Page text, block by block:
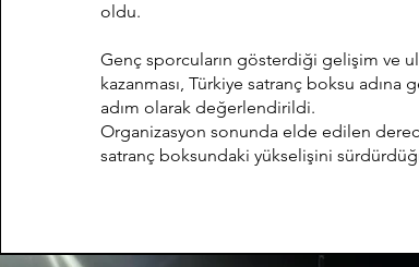
oldu.
Genç sporcuların gösterdiği gelişim ve
kazanması, Türkiye satranç boksu
adım olarak değerlendirildi.
Organizasyon sonunda elde edilen
satranç boksundaki yükselişini